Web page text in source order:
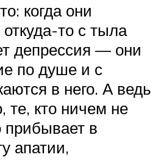
когда они
то с тыла
депрессия — они
по душе и с
в него. А ведь
те, кто ничем не
прибывает в
апатии,